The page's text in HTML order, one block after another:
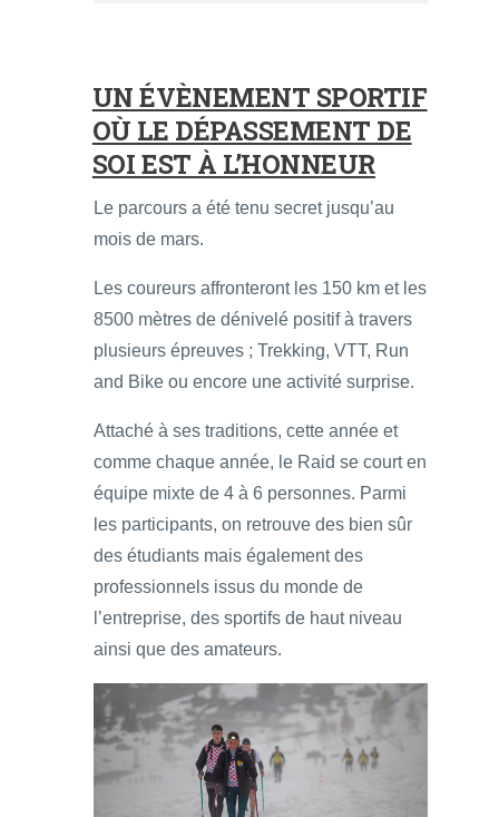
UN ÉVÈNEMENT SPORTIF
OÙ LE DÉPASSEMENT DE
SOI EST À L’HONNEUR
Le parcours a été tenu secret jusqu’au
mois de mars.
Les coureurs affronteront les 150 km et les
8500 mètres de dénivelé positif à travers
plusieurs épreuves ; Trekking, VTT, Run
and Bike ou encore une activité surprise.
Attaché à ses traditions, cette année et
comme chaque année, le Raid se court en
équipe mixte de 4 à 6 personnes. Parmi
les participants, on retrouve des bien sûr
des étudiants mais également des
professionnels issus du monde de
l’entreprise, des sportifs de haut niveau
ainsi que des amateurs.